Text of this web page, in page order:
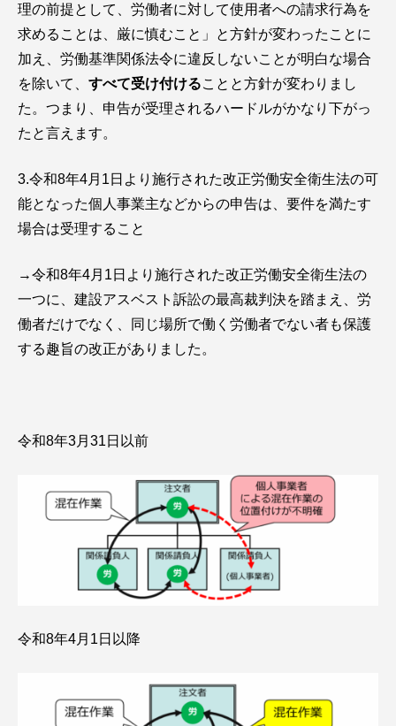
理の前提として、労働者に対して使用者への請求行為を
求めることは、厳に慎むこと」と方針が変わったことに
加え、労働基準関係法令に違反しないことが明白な場合
を除いて、 すべて受け付けることと方針が変わりまし
た。つまり、申告が受理されるハードルがかなり下がっ
たと言えます。
3.令和8年4月1日より施行された改正労働安全衛生法の可
能となった個人事業主などからの申告は、要件を満たす
場合は受理すること
→令和8年4月1日より施行された改正労働安全衛生法の
一つに、建設アスベスト訴訟の最高裁判決を踏まえ、労
働者だけでなく、同じ場所で働く労働者でない者も保護
する趣旨の改正がありました。
令和8年3月31日以前
令和8年4月1日以降